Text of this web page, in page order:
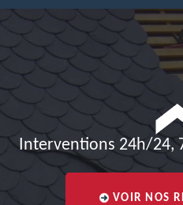
Interventions 24h/24,
VOIR NOS